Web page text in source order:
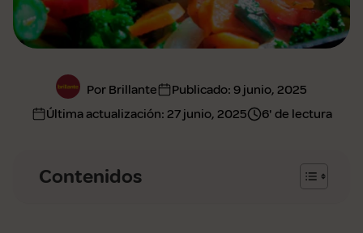
Por Brillante Publicado: 9 junio, 2025
Última actualización: 27 junio, 2025 6' de lectura
Contenidos